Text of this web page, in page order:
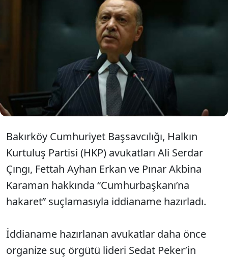
Bakırköy Cumhuriyet Başsavcılığı,
Cumhurbaşkanı Recep Tayyip Erdoğan’a
yönelik ifadeler içerdiği gerekçesiyle HKP’li
üç avukat hakkında iddianame düzenledi.
Bakırköy Cumhuriyet Başsavcılığı, Halkın
Kurtuluş Partisi (HKP) avukatları Ali Serdar
Çıngı, Fettah Ayhan Erkan ve Pınar Akbina
Karaman hakkında “Cumhurbaşkanı’na
hakaret” suçlamasıyla iddianame hazırladı.
İddianame hazırlanan avukatlar daha önce
organize suç örgütü lideri Sedat Peker’in